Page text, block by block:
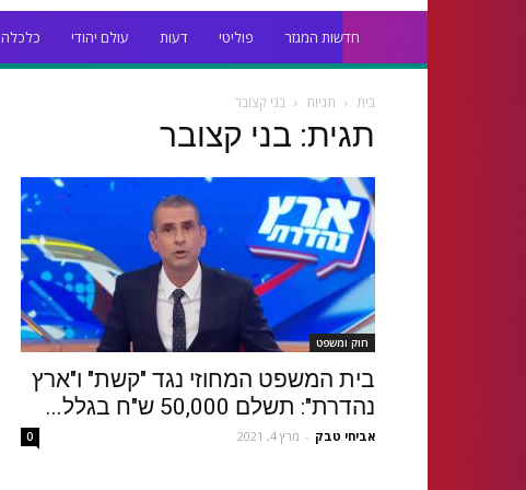
חדשות המגזר פוליטי דעות עולם יהודי כלכלה
בית תגיות בני קצובר
תגית: בני קצובר
חוק ומשפט
בית המשפט המחוזי נגד "קשת" ו"ארץ
נהדרת": תשלם 50,000 ש"ח בגלל...
אביחי טבק - מרץ 4, 2021 0